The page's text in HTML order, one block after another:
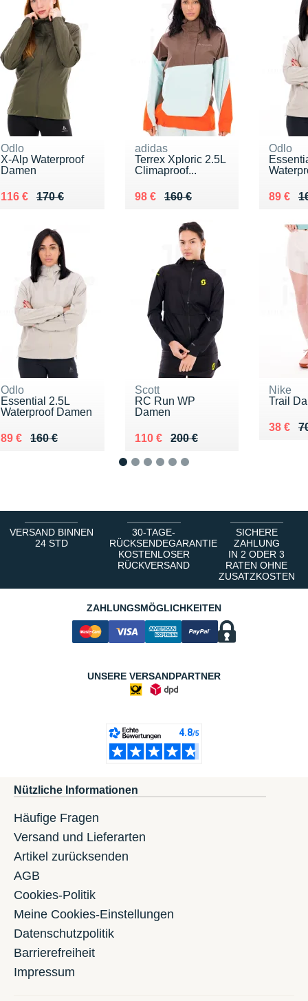
Odlo
X-Alp Waterproof
Damen
170 €
Au lieu de 170 €
116 €
Vendu 116 €
adidas
Terrex Xploric 2.5L
Climaproof...
160 €
Au lieu de 160 €
98 €
Vendu 98 €
Odlo
Au lieu
89 €
Vendu
Odlo
Essential 2.5L
Waterproof Damen
160 €
Au lieu de 160 €
89 €
Vendu 89 €
Scott
RC Run WP
Damen
200 €
Au lieu de 200 €
110 €
Vendu 110 €
Nike
Trail
Au lieu
38 €
Vendu
VERSAND BINNEN
24 STD
30-TAGE-
RÜCKSENDEGARANTIE
KOSTENLOSER
RÜCKVERSAND
SICHERE
ZAHLUNG
IN 2 ODER 3
RATEN OHNE
ZUSATZKOSTEN
ZAHLUNGSMÖGLICHKEITEN
UNSERE VERSANDPARTNER
Nützliche Informationen
Häufige Fragen
Versand und Lieferarten
Artikel zurücksenden
AGB
Cookies-Politik
Meine Cookies-Einstellungen
Datenschutzpolitik
Barrierefreiheit
Impressum